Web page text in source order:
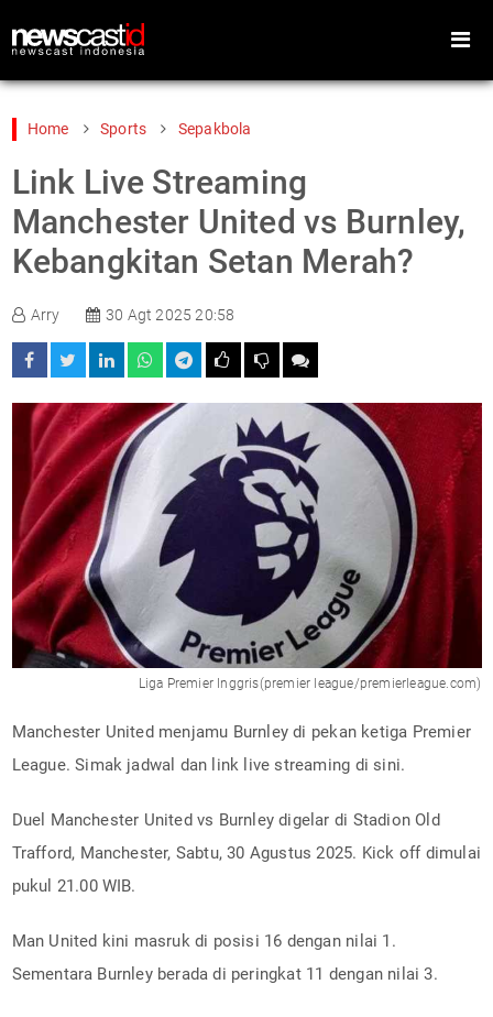
Home
Peristiwa
Gaya Hidup
Video
Foto
Home Sports Sepakbola
Link Live Streaming
Manchester United vs Burnley,
Kebangkitan Setan Merah?
Arry 30 Agt 2025 20:58
Liga Premier Inggris(premier league/premierleague.com)
Manchester United menjamu Burnley di pekan ketiga Premier
League. Simak jadwal dan link live streaming di sini.
Duel Manchester United vs Burnley digelar di Stadion Old
Trafford, Manchester, Sabtu, 30 Agustus 2025. Kick off dimulai
pukul 21.00 WIB.
Man United kini masruk di posisi 16 dengan nilai 1.
Sementara Burnley berada di peringkat 11 dengan nilai 3.